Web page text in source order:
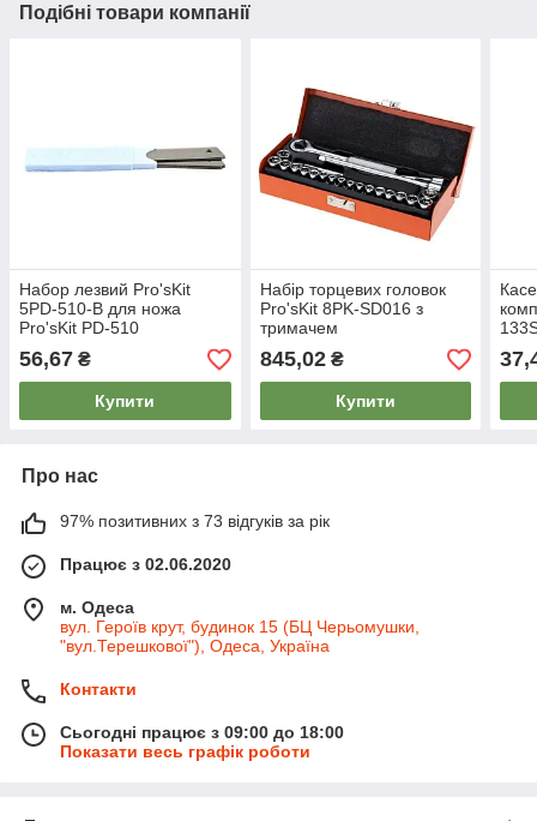
Подібні товари компанії
Набор лезвий Pro'sKit
5PD-510-B для ножа
Pro'sKit PD-510
56,67 ₴
Купити
Набір торцевих головок
Pro'sKit 8PK-SD016 з
тримачем
845,02₴
Купити
Про нас
97% позитивних з 73 відгуків за рік
Працює з 02.06.2020
м. Одеса
вул. Героїв крут, будинок 15 (БЦ Черьомушки,
"вул.Терешкової"), Одеса, Україна
Контакти
Сьогодні працює з 09:00 до 18:00
Показати весь графік роботи